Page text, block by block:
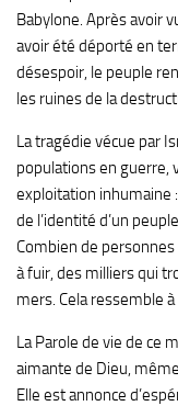
Babylone. Après avoir
avoir été déporté en
désespoir, le peuple
les ruines de la
La tragédie vécue par
populations en guerre,
exploitation inhumaine
de l’identité d’un
Combien de
à fuir, des milliers qui
mers. Cela ressemble
La Parole de vie de ce
aimante de Dieu,
Elle est annonce